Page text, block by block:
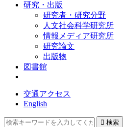
研究・出版
研究者・研究分野
人文社会科学研究所
情報メディア研究所
研究論文
出版物
図書館
交通アクセス
English